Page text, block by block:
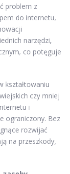
problem z
do internetu,
narzędzi,
co potęguje
kształtowaniu
czy mniej
i
ograniczony. Bez
rozwijać
na przeszkody,